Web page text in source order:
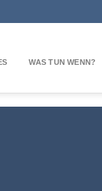
WAS TUN WENN?